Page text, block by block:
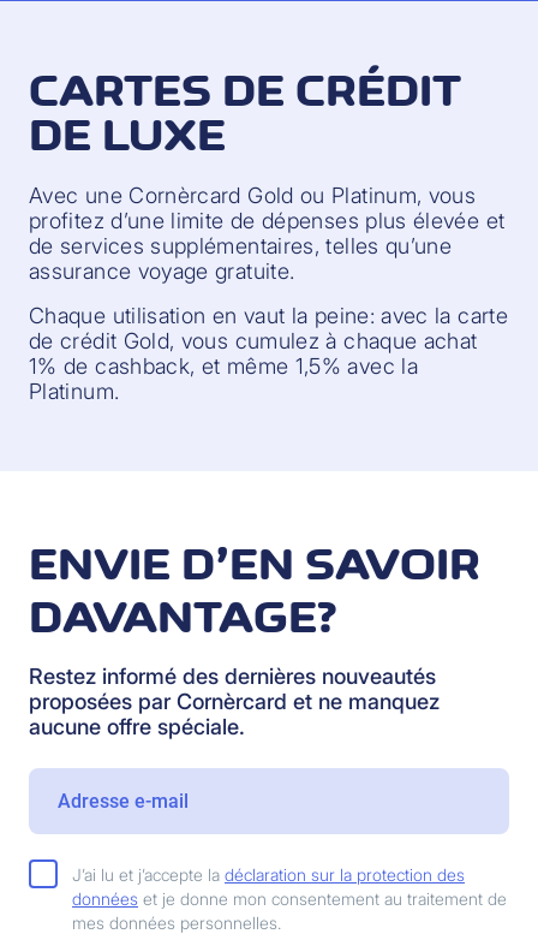
CARTES DE CRÉDIT
DE LUXE
Avec une Cornèrcard Gold ou Platinum, vous
profitez d’une limite de dépenses plus élevée et
de services supplémentaires, telles qu’une
assurance voyage gratuite.
Chaque utilisation en vaut la peine: avec la carte
de crédit Gold, vous cumulez à chaque achat
1% de cashback, et même 1,5% avec la
Platinum.
ENVIE D’EN SAVOIR
DAVANTAGE?
Restez informé des dernières nouveautés
proposées par Cornèrcard et ne manquez
aucune offre spéciale.
J’ai lu et j’accepte la déclaration sur la protection des
données et je donne mon consentement au traitement de
mes données personnelles.